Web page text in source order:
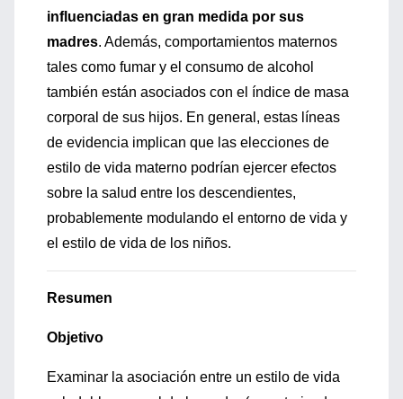
influenciadas en gran medida por sus
madres. Además, comportamientos maternos
tales como fumar y el consumo de alcohol
también están asociados con el índice de masa
corporal de sus hijos. En general, estas líneas
de evidencia implican que las elecciones de
estilo de vida materno podrían ejercer efectos
sobre la salud entre los descendientes,
probablemente modulando el entorno de vida y
el estilo de vida de los niños.
Resumen
Objetivo
Examinar la asociación entre un estilo de vida